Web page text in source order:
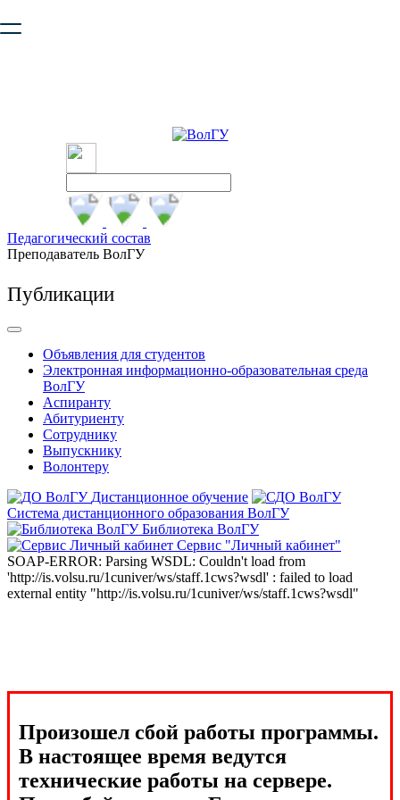
безопасную работу с сайтом. Пожалуйста
Педагогический состав
Преподаватель ВолГУ
Публикации
Объявления для студентов
Электронная информационно-образовательная среда
ВолГУ
Аспиранту
Абитуриенту
Сотруднику
Выпускнику
Волонтеру
Дистанционное обучение
Система дистанционного образования ВолГУ
Библиотека ВолГУ
Сервис "Личный кабинет"
SOAP-ERROR: Parsing WSDL: Couldn't load from
'http://is.volsu.ru/1cuniver/ws/staff.1cws?wsdl' : failed to load
external entity "http://is.volsu.ru/1cuniver/ws/staff.1cws?wsdl"
Произошел сбой работы программы.
В настоящее время ведутся
технические работы на сервере.